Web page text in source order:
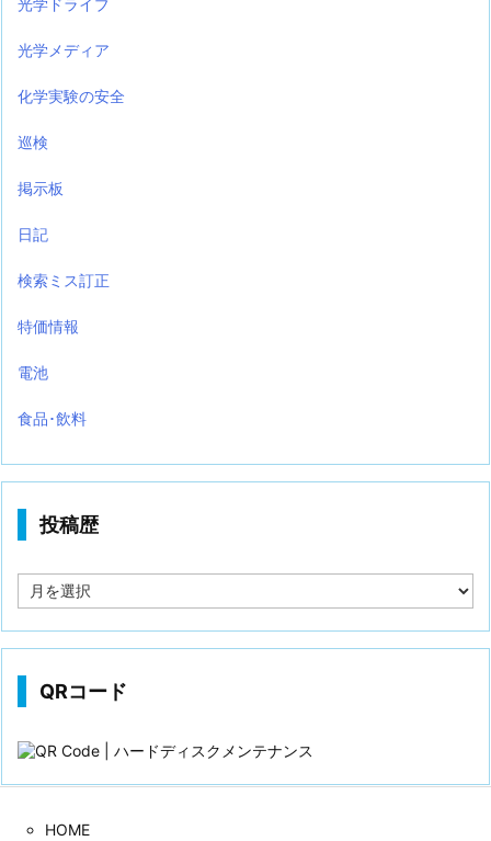
光学ドライブ
光学メディア
化学実験の安全
巡検
掲示板
日記
検索ミス訂正
特価情報
電池
食品･飲料
投稿歴
稿
QRコード
HOME